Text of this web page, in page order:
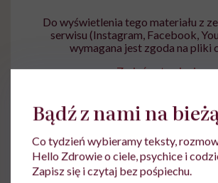
Do wyświetlenia tego materiału z
serwisu (Instagram, Facebook,
wymagana jest zgoda na pliki
Zmień ustawienia
Bądź z nami na
Co tydzień wybieramy teksty,
Hello Zdrowie o ciele, psychice i
Zapisz się i czytaj bez pośpiechu.